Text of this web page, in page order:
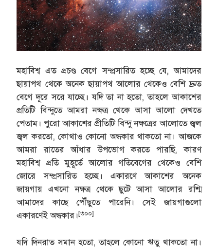
মহাবিশ্ব এত প্রচণ্ড বেগে সম্প্রসারিত হচ্ছে যে, আমাদের
ছায়াপথ থেকে অনেক ছায়াপথ আলোর থেকেও বেশি দ্রুত
বেগে দূরে সরে যাচ্ছে। যদি তা না হতো, তাহলে আকাশের
প্রতিটি বিন্দুতে আমরা নক্ষত্র থেকে আসা আলো দেখতে
পেতাম। পুরো আকাশের প্রীতিটি বিন্দু নক্ষত্রের আলোতে জ্বল
জ্বল করতো, কোথাও কোনো অন্ধকার থাকতো না। আজকে
আমরা রাতের আঁধার উপভোগ করতে পারছি, কারণ
মহাবিশ্ব প্রতি মুহূর্তে আলোর গতিবেগের থেকেও বেশি
জোরে সম্প্রসারিত হচ্ছে। একারণে আকাশের অনেক
জায়গায় এখনো নক্ষত্র থেকে ছুটে আসা আলোর রশ্মি
আমাদের কাছে পৌঁছুতে পারেনি। সেই জায়গাগুলো
একারণেই অন্ধকার।[৩০০]
যদি দিনরাত সমান হতো, তাহলে কোনো ঋতু থাকতো না।